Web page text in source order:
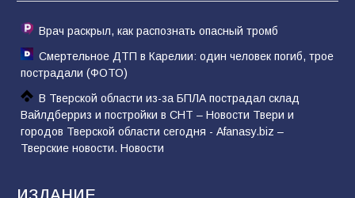
Врач раскрыл, как распознать опасный тромб
Смертельное ДТП в Карелии: один человек погиб, трое
пострадали (ФОТО)
В Тверской области из-за БПЛА пострадал склад
Вайлдберриз и постройки в СНТ – Новости Твери и
городов Тверской области сегодня - Afanasy.biz –
Тверские новости. Новости